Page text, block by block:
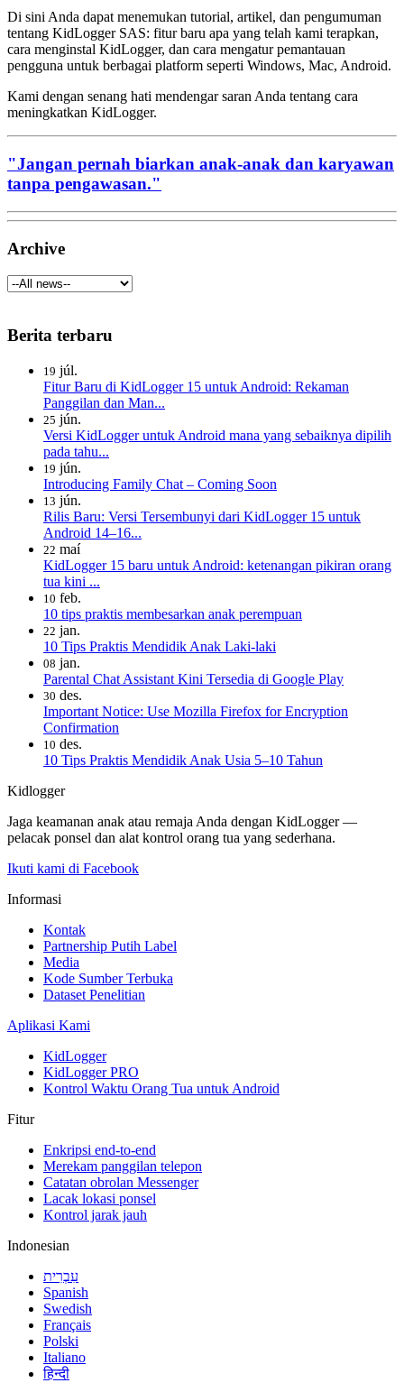
Di sini Anda dapat menemukan tutorial, artikel, dan pengumuman
tentang KidLogger SAS: fitur baru apa yang telah kami terapkan,
cara menginstal KidLogger, dan cara mengatur pemantauan
pengguna untuk berbagai platform seperti Windows, Mac, Android.
Kami dengan senang hati mendengar saran Anda tentang cara
meningkatkan KidLogger.
"Jangan pernah biarkan anak-anak dan karyawan
tanpa pengawasan."
Archive
Berita terbaru
19 júl.
Fitur Baru di KidLogger 15 untuk Android: Rekaman
Panggilan dan Man...
25 jún.
Versi KidLogger untuk Android mana yang sebaiknya dipilih
pada tahu...
19 jún.
Introducing Family Chat – Coming Soon
13 jún.
Rilis Baru: Versi Tersembunyi dari KidLogger 15 untuk
Android 14–16...
22 maí
KidLogger 15 baru untuk Android: ketenangan pikiran orang
tua kini ...
10 feb.
10 tips praktis membesarkan anak perempuan
22 jan.
10 Tips Praktis Mendidik Anak Laki-laki
08 jan.
Parental Chat Assistant Kini Tersedia di Google Play
30 des.
Important Notice: Use Mozilla Firefox for Encryption
Confirmation
10 des.
10 Tips Praktis Mendidik Anak Usia 5–10 Tahun
Kidlogger
Jaga keamanan anak atau remaja Anda dengan KidLogger —
pelacak ponsel dan alat kontrol orang tua yang sederhana.
Ikuti kami di Facebook
Informasi
Kontak
Partnership Putih Label
Media
Kode Sumber Terbuka
Dataset Penelitian
Aplikasi Kami
KidLogger
KidLogger PRO
Kontrol Waktu Orang Tua untuk Android
Fitur
Enkripsi end-to-end
Merekam panggilan telepon
Catatan obrolan Messenger
Lacak lokasi ponsel
Kontrol jarak jauh
Indonesian
עִבְרִית
Spanish
Swedish
Français
Polski
Italiano
हिन्दी